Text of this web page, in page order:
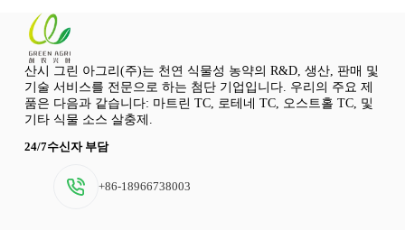
산시 그린 아그리(주)는 천연 식물성 농약의 R&D, 생산, 판매 및
기술 서비스를 전문으로 하는 첨단 기업입니다. 우리의 주요 제
품은 다음과 같습니다: 마트린 TC, 로테네 TC, 오스트홀 TC, 및
기타 식물 소스 살충제.
24/7수신자 부담
+86-18966738003